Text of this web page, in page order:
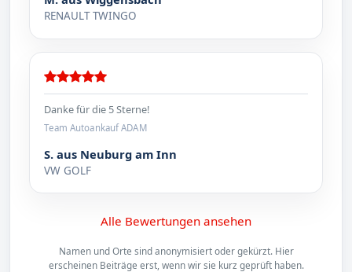
RENAULT TWINGO
Danke für die 5 Sterne!
Team Autoankauf ADAM
S. aus Neuburg am Inn
VW GOLF
Alle Bewertungen ansehen
Namen und Orte sind anonymisiert oder gekürzt. Hier
erscheinen Beiträge erst, wenn wir sie kurz geprüft haben.